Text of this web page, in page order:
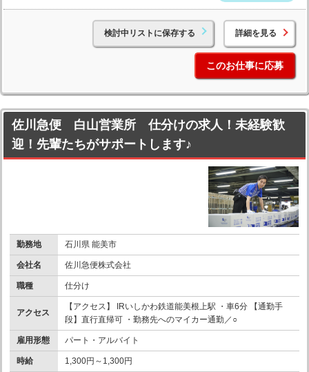
検討中リストに保存する 詳細を見る
このお仕事に応募
佐川急便 白山営業所 仕分けの求人！未経験歓
迎！先輩たちがサポートします♪
勤務地 石川県 能美市
会社名 佐川急便株式会社
職種 仕分け
アクセス
【アクセス】 IRいしかわ鉄道能美根上駅 ・車6分 【通勤手
段】直行直帰可 ・勤務先へのマイカー通勤／○
雇用形態 パート・アルバイト
時給 1,300円～1,300円